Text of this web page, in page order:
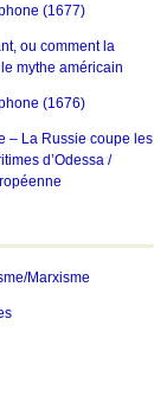
(1677)
ou comment la
mythe américain
(1676)
– La Russie coupe les
d’Odessa /
Marxisme